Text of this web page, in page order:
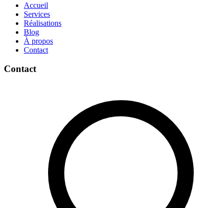
Accueil
Services
Réalisations
Blog
À propos
Contact
Contact